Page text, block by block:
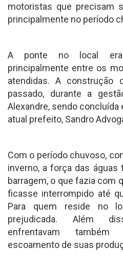
motoristas que precisam
principalmente no período
A ponte no local
principalmente entre os
atendidas. A construção
passado, durante a
Alexandre, sendo concluída
atual prefeito, Sandro
Com o período chuvoso,
inverno, a força das águas
barragem, o que fazia com
ficasse interrompido até
Para quem reside no
prejudicada. Além
enfrentavam
escoamento de suas